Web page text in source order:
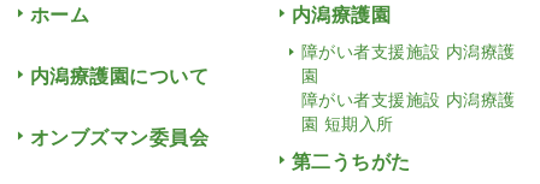
ホーム
内潟療護園について
オンブズマン委員会
内潟療護園
障がい者支援施設 内潟療護
園
障がい者支援施設 内潟療護
園 短期入所
第二うちがた